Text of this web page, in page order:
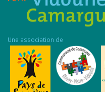
Une association de